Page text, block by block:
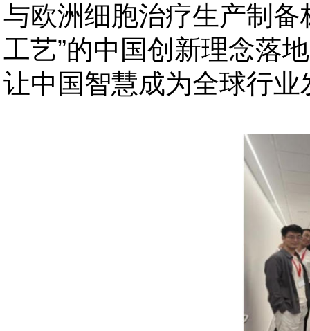
与欧洲细胞治疗生产制
工艺”的中国创新理念落
让中国智慧成为全球行